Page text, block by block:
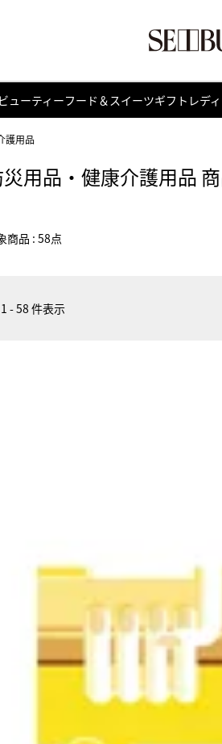
ューティーフード＆スイーツギフト レデ
護用品
災用品・健康介護用品
商品 : 58点
1 - 58 件表示